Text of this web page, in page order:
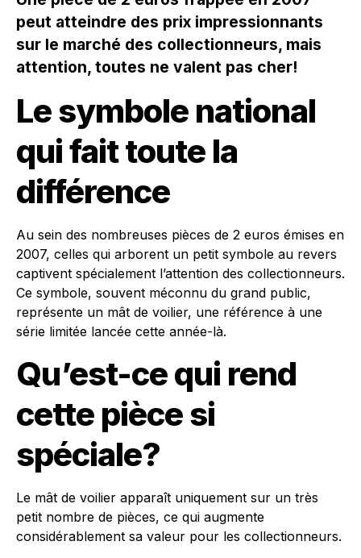
peut atteindre des prix impressionnants
sur le marché des collectionneurs, mais
attention, toutes ne valent pas cher!
Le symbole national
qui fait toute la
différence
Au sein des nombreuses pièces de 2 euros émises en
2007, celles qui arborent un petit symbole au revers
captivent spécialement l’attention des collectionneurs.
Ce symbole, souvent méconnu du grand public,
représente un mât de voilier, une référence à une
série limitée lancée cette année-là.
Qu’est-ce qui rend
cette pièce si
spéciale?
Le mât de voilier apparaît uniquement sur un très
petit nombre de pièces, ce qui augmente
considérablement sa valeur pour les collectionneurs.